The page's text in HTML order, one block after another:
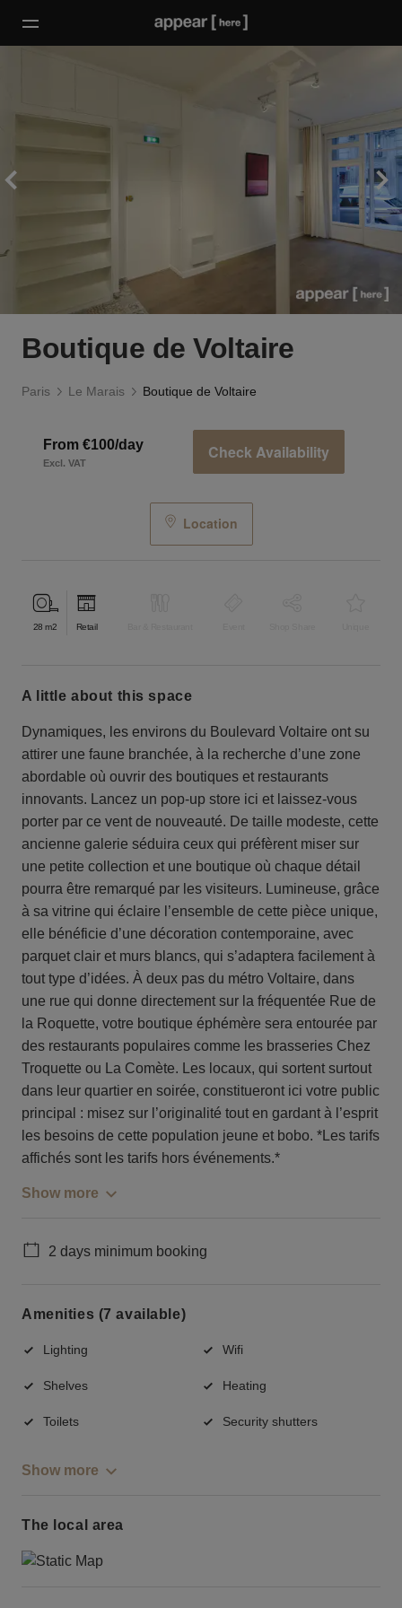
Boutique de Voltaire
Paris Le Marais Boutique de Voltaire
From €100/day
Excl. VAT
Check Availability
Location
28 m2 Retail
a little about this space
Dynamiques, les environs du Boulevard Voltaire ont su
attirer une faune branchée, à la recherche d’une zone
abordable où ouvrir des boutiques et restaurants
innovants. Lancez un pop-up store ici et laissez-vous
porter par ce vent de nouveauté. De taille modeste, cette
ancienne galerie séduira ceux qui préfèrent miser sur
une petite collection et une boutique où chaque détail
pourra être remarqué par les visiteurs. Lumineuse, grâce
à sa vitrine qui éclaire l’ensemble de cette pièce unique,
elle bénéficie d’une décoration contemporaine, avec
parquet clair et murs blancs, qui s’adaptera facilement à
tout type d’idées. À deux pas du métro Voltaire, dans
une rue qui donne directement sur la fréquentée Rue de
la Roquette, votre boutique éphémère sera entourée par
des restaurants populaires comme les brasseries Chez
Troquette ou La Comète. Les locaux, qui sortent surtout
dans leur quartier en soirée, constitueront ici votre public
principal : misez sur l’originalité tout en gardant à l’esprit
les besoins de cette population jeune et bobo. *Les tarifs
affichés sont les tarifs hors événements.*
Show more
2 days minimum booking
Amenities (7 available)
Lighting Wifi
Shelves Heating
Toilets Security shutters
Show more
The local area